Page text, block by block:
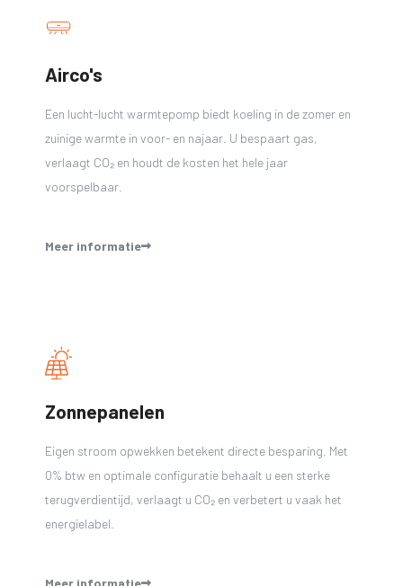
Airco's
Een lucht-lucht warmtepomp biedt koeling in de zomer en
zuinige warmte in voor- en najaar. U bespaart gas,
verlaagt CO₂ en houdt de kosten het hele jaar
voorspelbaar.
Meer informatie
Zonnepanelen
Eigen stroom opwekken betekent directe besparing. Met
0% btw en optimale configuratie behaalt u een sterke
terugverdientijd, verlaagt u CO₂ en verbetert u vaak het
energielabel.
Meer informatie